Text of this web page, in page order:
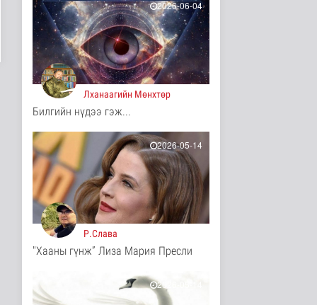
12 цаг 13 минутын өмнө
Иргэд: Хичээлийн
хэрэгслийн үнэ багагүй
нэмэгдсэ..
Нийгэм
12 цаг 16 минутын өмнө
Турк, Саудын Араб,
батлан хамгаа..
Дэлхийд
12 цаг 20 минутын өмнө
"Онцгой амралт-2026"
реалити шоуны зургийг
авч э..
Нийгэм
12 цаг 22 минутын өмнө
хүчний байлдааны
буудлагат..
Нийгэм
2026-06-04
Лханаагийн Мөнхтөр
Билгийн нүдээ гэж...
2026-05-14
Р.Слава
"Хааны гүнж” Лиза Мария Пресли
2026-05-14